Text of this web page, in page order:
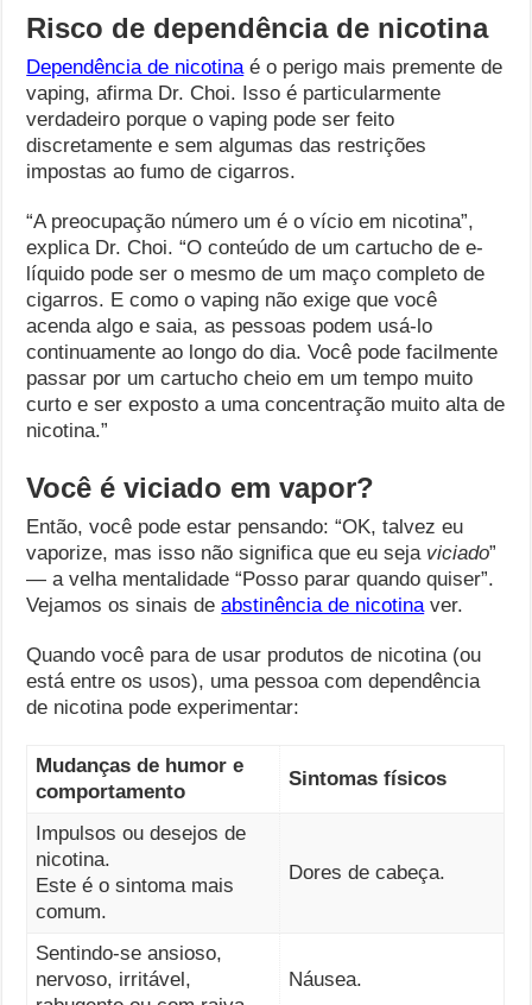
Risco de dependência de nicotina
Dependência de nicotina é o perigo mais premente de
vaping, afirma Dr. Choi. Isso é particularmente
verdadeiro porque o vaping pode ser feito
discretamente e sem algumas das restrições
impostas ao fumo de cigarros.
“A preocupação número um é o vício em nicotina”,
explica Dr. Choi. “O conteúdo de um cartucho de e-
líquido pode ser o mesmo de um maço completo de
cigarros. E como o vaping não exige que você
acenda algo e saia, as pessoas podem usá-lo
continuamente ao longo do dia. Você pode facilmente
passar por um cartucho cheio em um tempo muito
curto e ser exposto a uma concentração muito alta de
nicotina.”
Você é viciado em vapor?
Então, você pode estar pensando: “OK, talvez eu
vaporize, mas isso não significa que eu seja viciado”
— a velha mentalidade “Posso parar quando quiser”.
Vejamos os sinais deabstinência de nicotina ver.
Quando você para de usar produtos de nicotina (ou
está entre os usos), uma pessoa com dependência
de nicotina pode experimentar:
Mudanças de humor e
comportamento
Sintomas físicos
Impulsos ou desejos de
nicotina.
Este é o sintoma mais
comum.
Dores de cabeça.
Sentindo-se ansioso,
nervoso, irritável,
Náusea.